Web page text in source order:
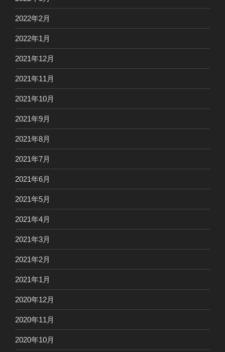
2022年2月
2022年1月
2021年12月
2021年11月
2021年10月
2021年9月
2021年8月
2021年7月
2021年6月
2021年5月
2021年4月
2021年3月
2021年2月
2021年1月
2020年12月
2020年11月
2020年10月